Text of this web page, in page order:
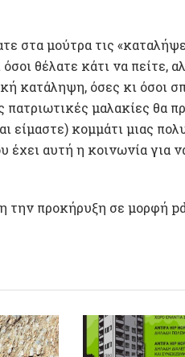
στα μούτρα τις
όσοι θέλατε κάτι να
κατάληψη, όσες κι όσοι
πατριωτικές μαλακίες θα
είμαστε) κομμάτι μιας
έχει αυτή η κοινωνία
την προκήρυξη σε μορφή